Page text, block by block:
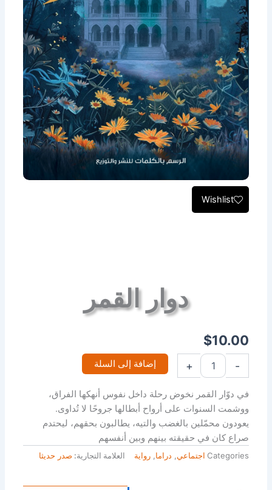
Wishlist
دوار القمر
$10.00
-
+ إضافة إلى السلة
في دوّار القمر نخوض رحلة داخل نفوس أنهكها الفراق،
ووشمت السنوات على أرواح أبطالها جروحًا لا تُداوى.
يعودون محمّلين بالغضب والتيه، يطالبون بحقهم، ليحتدم
صراع كان في حقيقته بينهم وبين أنفسهم
Categories اجتماعي دراما رواية العلامة التجارية: صدر حديثا